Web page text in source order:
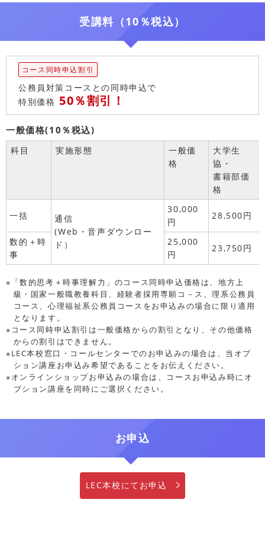
受講料（10％税込）
コース同時申込割引
公務員対策コースとの同時申込で
特別価格 50％割引！
一般価格(10％税込)
科目 実施形態
一般価
格
大学生
協・
書籍部価
格
一括
通信
(Web・音声ダウンロー
ド）
30,000
円
28,500円
数的＋時
事
25,000
円
23,750円
※「数的思考＋時事理解力」のコース同時申込価格は、地方上
級・国家一般職教養科目、経験者採用専願コ－ス、理系公務員
コース、心理福祉系公務員コースをお申込みの場合に限り適用
となります。
※コース同時申込割引は一般価格からの割引となり、その他価格
からの割引はできません。
※LEC本校窓口・コールセンターでのお申込みの場合は、当オプ
ション講座お申込み希望であることをお伝えください。
※オンラインショップお申込みの場合は、コースお申込み時にオ
プション講座を同時にご選択ください。
お申込
LEC本校にてお申込